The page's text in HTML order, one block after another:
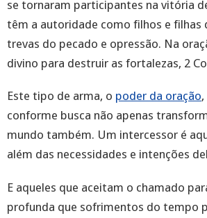
se tornaram participantes na vitória
têm a autoridade como filhos e filhas
trevas do pecado e opressão. Na
divino para destruir as fortalezas, 2
Este tipo de arma, o poder da oração
conforme busca não apenas
mundo também. Um intercessor é
além das necessidades e intenções
E aqueles que aceitam o chamado
profunda que sofrimentos do tempo